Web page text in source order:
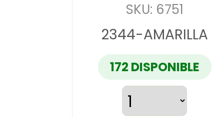
SKU: 6751
2344-AMARILLA
172 DISPONIBLE